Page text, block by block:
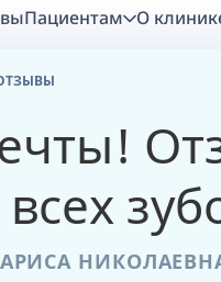
Пациентам О
Комплекс первичной
Smile VR - анализ